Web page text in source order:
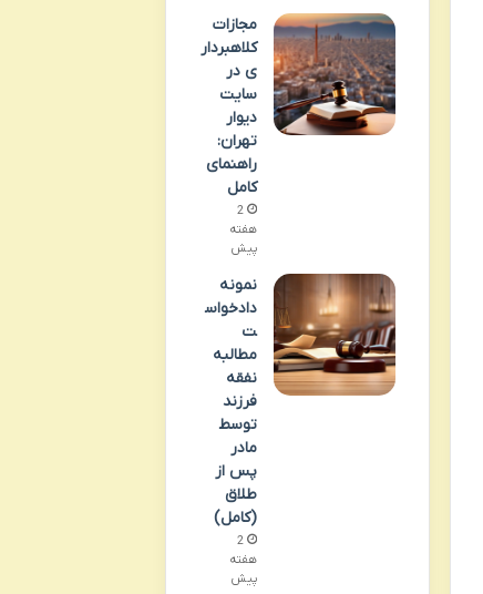
مجازات
کلاهبردار
ی در
سایت
دیوار
تهران:
راهنمای
کامل
2
هفته
پیش
نمونه
دادخواس
ت
مطالبه
نفقه
فرزند
توسط
مادر
پس از
طلاق
(کامل)
2
هفته
پیش